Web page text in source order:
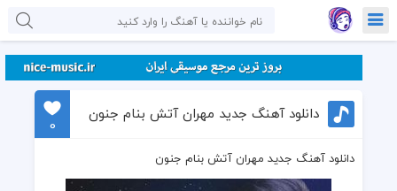
دانلود آهنگ جدید مهران آتش بنام جنون
0
دانلود آهنگ جدید مهران آتش بنام جنون